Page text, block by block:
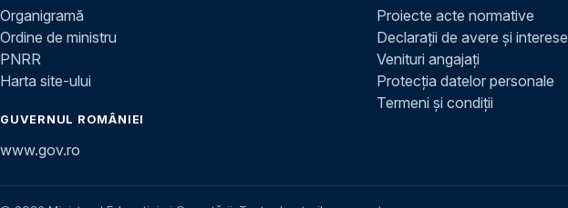
Organigramă
Ordine de ministru
PNRR
Harta site-ului
GUVERNUL ROMÂNIEI
www.gov.ro
Proiecte acte normative
Declarații de avere și interese
Venituri angajați
Protecția datelor personale
Termeni și condiții